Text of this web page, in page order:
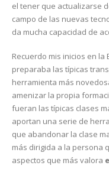
el tener que actualizarse
campo de las nuevas
da mucha capacidad de
Recuerdo mis inicios en la
preparaba las típicas
herramienta más
amenizar la propia
fueran las típicas clases
aportan una serie de
que abandonar la clase
más dirigida a la persona
aspectos que más valora